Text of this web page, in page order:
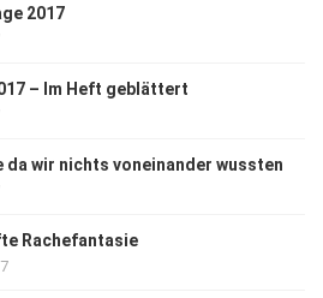
2017
– Im Heft geblättert
da wir nichts voneinander wussten
Rachefantasie